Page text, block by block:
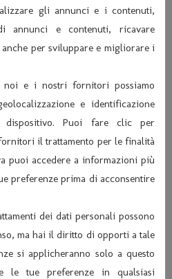
gli annunci e i contenuti,
annunci e contenuti, ricavare
per sviluppare e migliorare i
noi e i nostri fornitori possiamo
e identificazione
dispositivo. Puoi fare clic per
il trattamento per le finalità
puoi accedere a informazioni più
preferenze prima di acconsentire
dei dati personali possono
ma hai il diritto di opporti a tale
si applicheranno solo a questo
le tue preferenze in qualsiasi